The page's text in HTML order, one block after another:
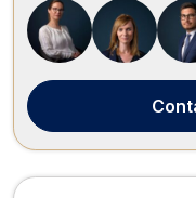
conseillons et
sur l’ensemble du